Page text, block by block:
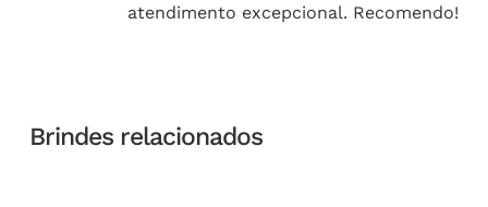
atendimento excepcional. Recomendo!
Brindes relacionados